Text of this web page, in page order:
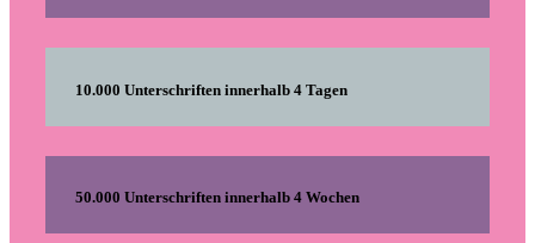
10.000 Unterschriften innerhalb 4 Tagen
50.000 Unterschriften innerhalb 4 Wochen